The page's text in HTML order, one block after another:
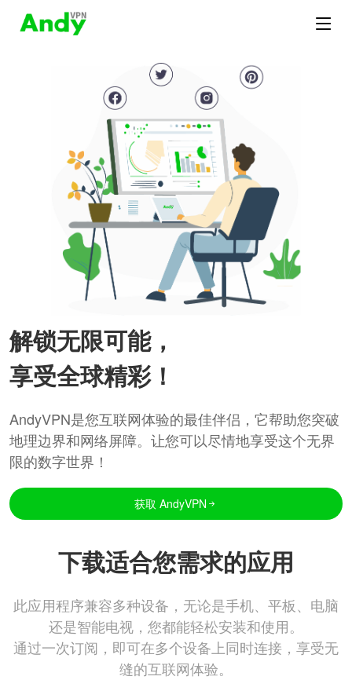
解锁无限可能，
享受全球精彩！
AndyVPN是您互联网体验的最佳伴侣，它帮助您突破
地理边界和网络屏障。让您可以尽情地享受这个无界
限的数字世界！
获取 AndyVPN
下载适合您需求的应用
此应用程序兼容多种设备，无论是手机、平板、电脑
还是智能电视，您都能轻松安装和使用。
通过一次订阅，即可在多个设备上同时连接，享受无
缝的互联网体验。